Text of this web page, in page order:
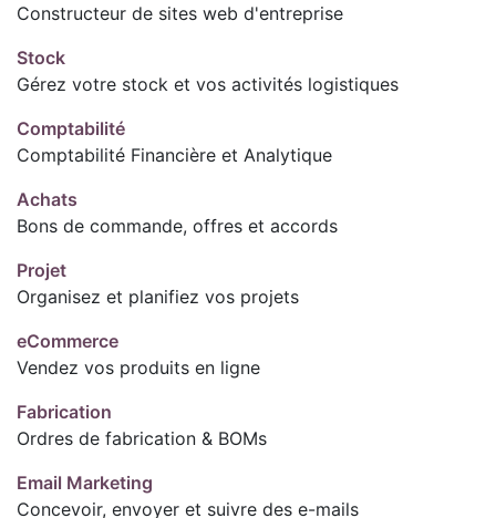
Constructeur de sites web d'entreprise
Stock
Gérez votre stock et vos activités logistiques
Comptabilité
Comptabilité Financière et Analytique
Achats
Bons de commande, offres et accords
Projet
Organisez et planifiez vos projets
eCommerce
Vendez vos produits en ligne
Fabrication
Ordres de fabrication & BOMs
Email Marketing
Concevoir, envoyer et suivre des e-mails